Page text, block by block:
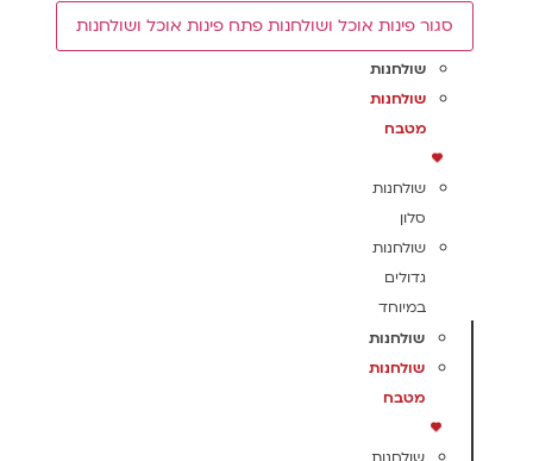
סגור פינות אוכל ושולחנות פתח פינות אוכל ושולחנות
שולחנות
שולחנות
מטבח
שולחנות
סלון
שולחנות
גדולים
במיוחד
שולחנות
שולחנות
מטבח